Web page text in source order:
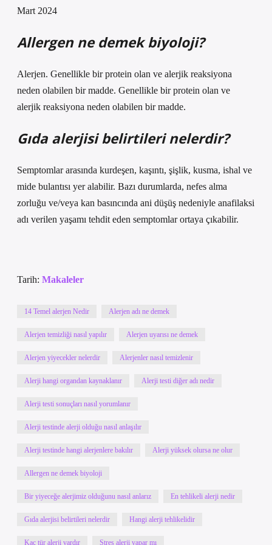
Mart 2024
Allergen ne demek biyoloji?
Alerjen. Genellikle bir protein olan ve alerjik reaksiyona
neden olabilen bir madde. Genellikle bir protein olan ve
alerjik reaksiyona neden olabilen bir madde.
Gıda alerjisi belirtileri nelerdir?
Semptomlar arasında kurdeşen, kaşıntı, şişlik, kusma, ishal ve
mide bulantısı yer alabilir. Bazı durumlarda, nefes alma
zorluğu ve/veya kan basıncında ani düşüş nedeniyle anafilaksi
adı verilen yaşamı tehdit eden semptomlar ortaya çıkabilir.
Tarih: Makaleler
14 Temel alerjen Nedir Alerjen adı ne demek
Alerjen temizliği nasıl yapılır Alerjen uyarısı ne demek
Alerjen yiyecekler nelerdir Alerjenler nasıl temizlenir
Alerji hangi organdan kaynaklanır Alerji testi diğer adı nedir
Alerji testi sonuçları nasıl yorumlanır
Alerji testinde alerji olduğu nasıl anlaşılır
Alerji testinde hangi alerjenlere bakılır Alerji yüksek olursa ne olur
Allergen ne demek biyoloji
Bir yiyeceğe alerjimiz olduğunu nasıl anlarız En tehlikeli alerji nedir
Gıda alerjisi belirtileri nelerdir Hangi alerji tehlikelidir
Kaç tür alerji vardır Stres alerji yapar mı